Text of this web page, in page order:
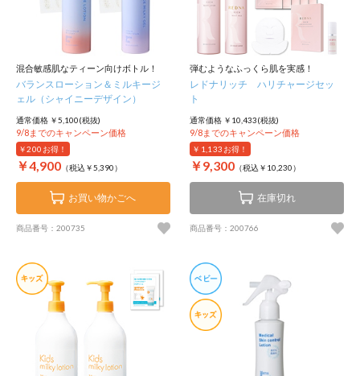
混合敏感肌なティーン向けボトル！
バランスローション＆ミルキージ
ェル（シャイニーデザイン）
通常価格 ￥5,100(税抜)
9/8までのキャンペーン価格
￥200 お得！
￥4,900 （税込￥5,390）
お買い物かごへ
商品番号：200735
弾むようなふっくら肌を実感！
レドナリッチ ハリチャージセッ
ト
通常価格 ￥10,433(税抜)
9/8までのキャンペーン価格
￥1,133 お得！
￥9,300 （税込￥10,230）
在庫切れ
商品番号：200766